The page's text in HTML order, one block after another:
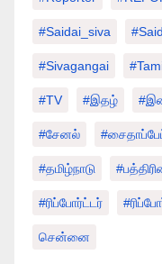
#saidai_siva
#sivagangai
#TV #இதழ்
#சேனல்
#தமிழ்நாடு
#ரிப்போர்ட்டர்
சென்னை